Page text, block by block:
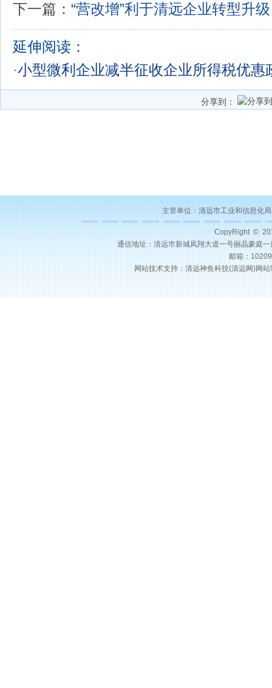
下一篇： “营改增”利于清远企业转型升级
延伸阅读：
·小型微利企业减半征收企业所得税优惠
分享到：
主管单位： 清远市工业和信息化局
CopyRight ©
通信地址：清远市新城凤翔大道一号丽晶豪庭
邮箱：
网站技术支持： 清远神鱼科技(清远网)网